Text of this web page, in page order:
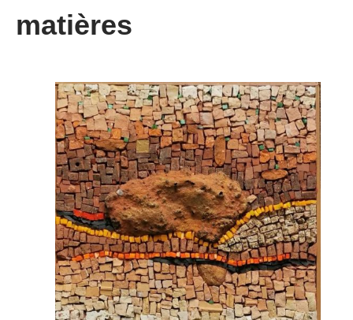
matières